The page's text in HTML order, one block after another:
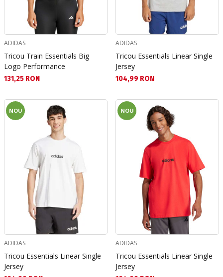
ADIDAS
Tricou Train Essentials Big
Logo Performance
Текуща цена:
131,25 RON
ADIDAS
Tricou Essentials Linear Single
Jersey
Текуща цена:
104,99 RON
NOU
ADIDAS
Tricou Essentials Linear Single
Jersey
NOU
ADIDAS
Tricou Essentials Linear Single
Jersey